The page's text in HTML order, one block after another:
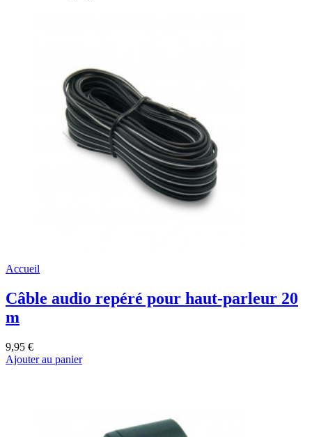
Accueil
Câble audio repéré pour haut-parleur 20
m
9,95 €
Ajouter au panier